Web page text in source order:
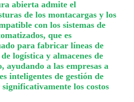
abierta admite el
de los montacargas y los
con los sistemas de
que es
para fabricar líneas de
logística y almacenes de
ayudando a las empresas a
inteligentes de gestión de
los costos